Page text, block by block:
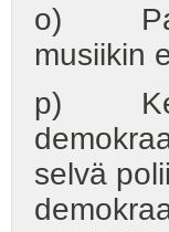
o)
musiikin
p)
selvä